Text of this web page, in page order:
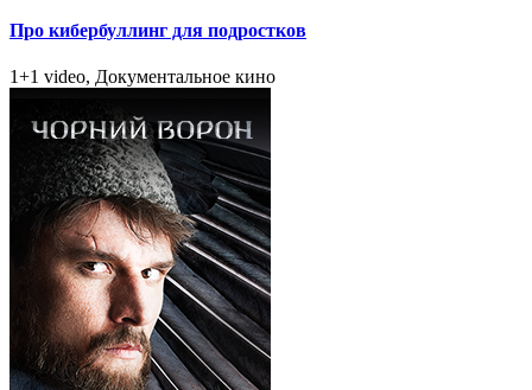
Про кибербуллинг для подростков
1+1 video, Документальное кино